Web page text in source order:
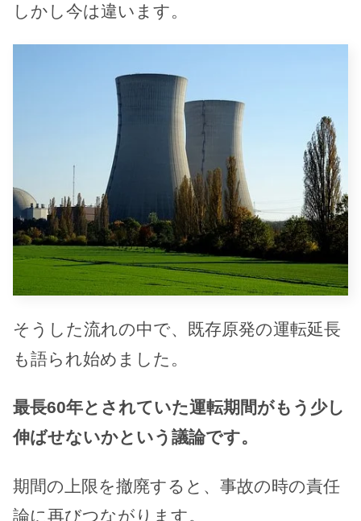
しかし今は違います。
そうした流れの中で、既存原発の運転延長
も語られ始めました。
最長60年とされていた運転期間がもう少し
伸ばせないかという議論です。
期間の上限を撤廃すると、事故の時の責任
論に再びつながります。